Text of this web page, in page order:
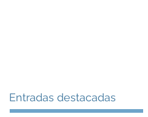
Entradas destacadas